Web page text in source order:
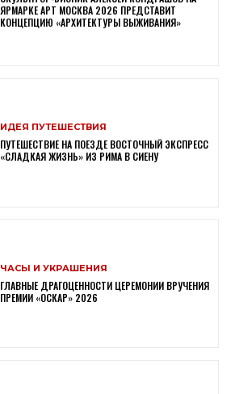
ЯРМАРКЕ АРТ МОСКВА 2026 ПРЕДСТАВИТ
КОНЦЕПЦИЮ «АРХИТЕКТУРЫ ВЫЖИВАНИЯ»
ИДЕЯ ПУТЕШЕСТВИЯ
ПУТЕШЕСТВИЕ НА ПОЕЗДЕ ВОСТОЧНЫЙ ЭКСПРЕСС
«СЛАДКАЯ ЖИЗНЬ» ИЗ РИМА В СИЕНУ
ЧАСЫ И УКРАШЕНИЯ
ГЛАВНЫЕ ДРАГОЦЕННОСТИ ЦЕРЕМОНИИ ВРУЧЕНИЯ
ПРЕМИИ «ОСКАР» 2026